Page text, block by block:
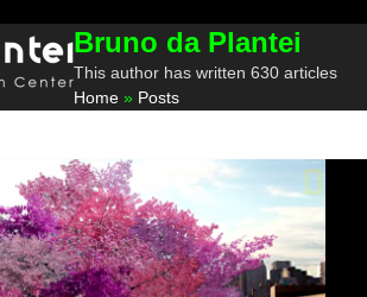
Bruno da Plantei
This author has written 630 articles
Home » Posts